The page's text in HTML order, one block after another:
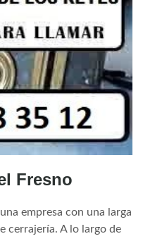
Fresno
empresa con una larga
cerrajería. A lo largo de